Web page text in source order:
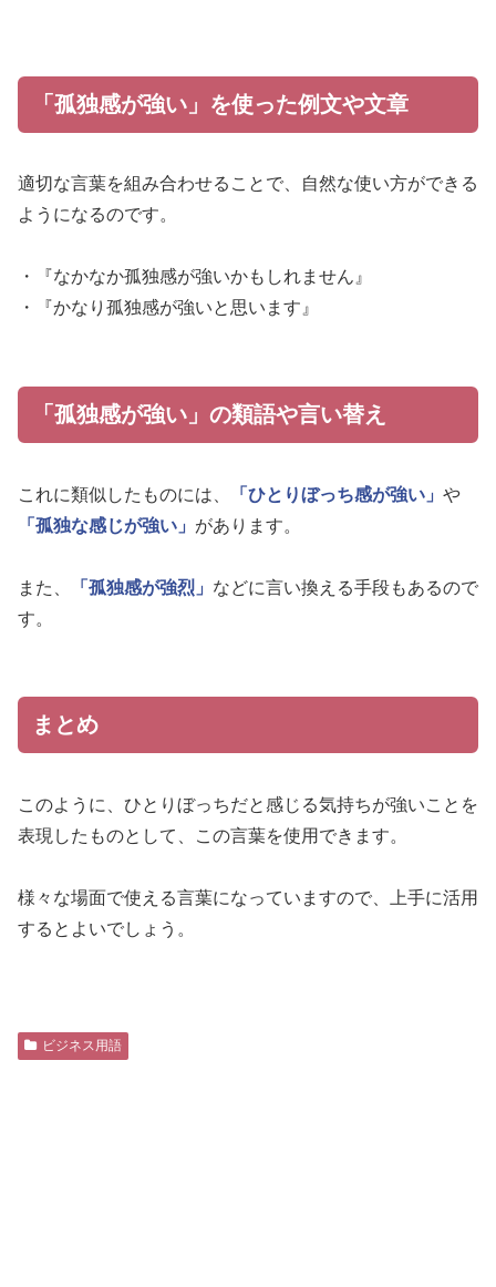
「孤独感が強い」を使った例文や文章
適切な言葉を組み合わせることで、自然な使い方ができる
ようになるのです。
・『なかなか孤独感が強いかもしれません』
・『かなり孤独感が強いと思います』
「孤独感が強い」の類語や言い替え
これに類似したものには、 「ひとりぼっち感が強い」 や
「孤独な感じが強い」 があります。
また、 「孤独感が強烈」 などに言い換える手段もあるので
す。
まとめ
このように、ひとりぼっちだと感じる気持ちが強いことを
表現したものとして、この言葉を使用できます。
様々な場面で使える言葉になっていますので、上手に活用
するとよいでしょう。
ビジネス用語